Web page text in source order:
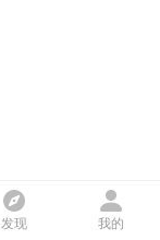
发现 我的